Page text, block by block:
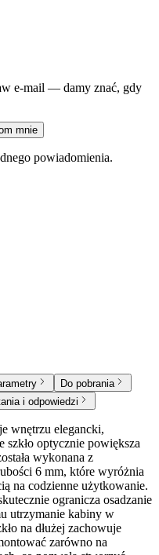
e-mail — damy znać, gdy
mnie
powiadomienia.
Do pobrania
i odpowiedzi
wnętrzu elegancki,
szkło optycznie powiększa
wykonana z
6 mm, które wyróżnia
na codzienne użytkowanie.
ogranicza osadzanie
utrzymanie kabiny w
na dłużej zachowuje
zarówno na